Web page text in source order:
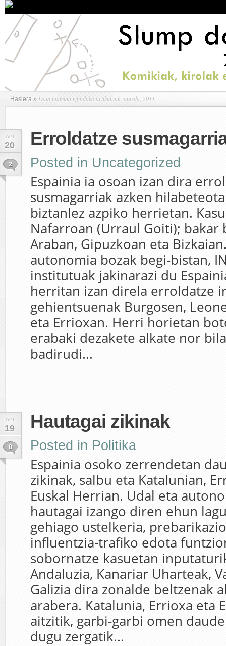
Hasiera » Data honetan egindako artikuluak: apirila, 2011
API
20
2
Erroldatze
Posted in Uncategorized
Espainia ia osoan izan dira
susmagarriak azken
biztanlez azpiko herrietan.
Nafarroan (Urraul Goiti); bakar
Araban, Gipuzkoan eta
autonomia bozak begi-bistan,
institutuak jakinarazi du
herritan izan direla erroldatze
gehientsuenak Burgosen,
eta Errioxan. Herri horietan
erabaki dezakete alkate nor
badirudi...
API
19
0
Hautagai zikinak
Posted in Politika
Espainia osoko zerrendetan
zikinak, salbu eta Katalunian,
Euskal Herrian. Udal eta
hautagai izango diren ehun
gehiago ustelkeria,
influentzia-trafiko edota
sobornatze kasuetan
Andaluzia, Kanariar Uharteak,
Galizia dira zonalde beltzenak
arabera. Katalunia, Errioxa eta
aitzitik, garbi-garbi omen
dugu zergatik...